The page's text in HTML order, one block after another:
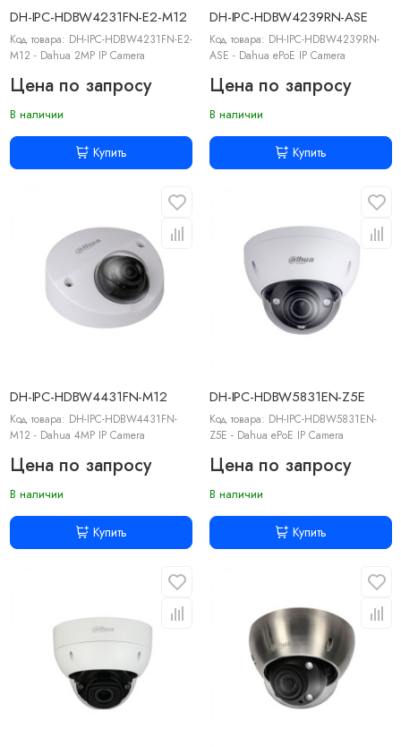
DH-IPC-HDBW4231FN-E2-M12
Код товара: DH-IPC-HDBW4231FN-E2-
M12 - Dahua 2MP IP Camera
Цена по запросу
В наличии
Купить
DH-IPC-HDBW4239RN-ASE
Код товара: DH-IPC-HDBW4239RN-
ASE - Dahua ePoE IP Camera
Цена по запросу
В наличии
Купить
DH-IPC-HDBW4431FN-M12
Код товара: DH-IPC-HDBW4431FN-
M12 - Dahua 4MP IP Camera
Цена по запросу
В наличии
Купить
DH-IPC-HDBW5831EN-Z5E
Код товара: DH-IPC-HDBW5831EN-
Z5E - Dahua ePoE IP Camera
Цена по запросу
В наличии
Купить